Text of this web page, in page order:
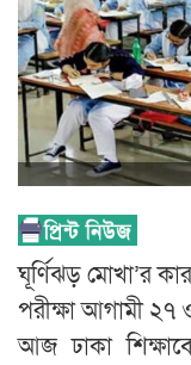
ঘূর্ণিঝড় মোখা’র
পরীক্ষা আগামী ২৭
আজ ঢাকা